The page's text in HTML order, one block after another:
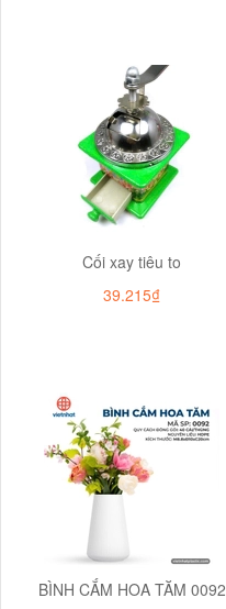
Cối xay tiêu to
39.215₫
BÌNH CẮM HOA TĂM 0092